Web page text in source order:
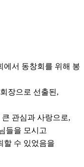
에서 동창회를 위해 봉
장으로 선출된,
관심과 사랑으로,
들을 모시고
할 수 있었음을